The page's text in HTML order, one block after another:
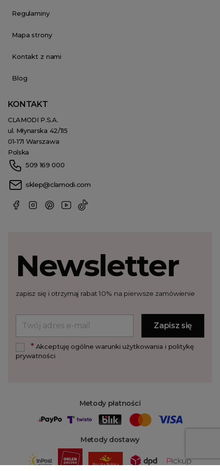
Regulaminy
Mapa strony
Kontakt z nami
Blog
KONTAKT
CLAMODI P.S.A.
ul. Młynarska 42/115
01-171 Warszawa
Polska
509 169 000
sklep@clamodi.com
Metody płatności
Metody dostawy
Newsletter
zapisz się i otrzymaj rabat 10% na pierwsze zamówienie
*Akceptuję ogólne warunki użytkowania i politykę
prywatności